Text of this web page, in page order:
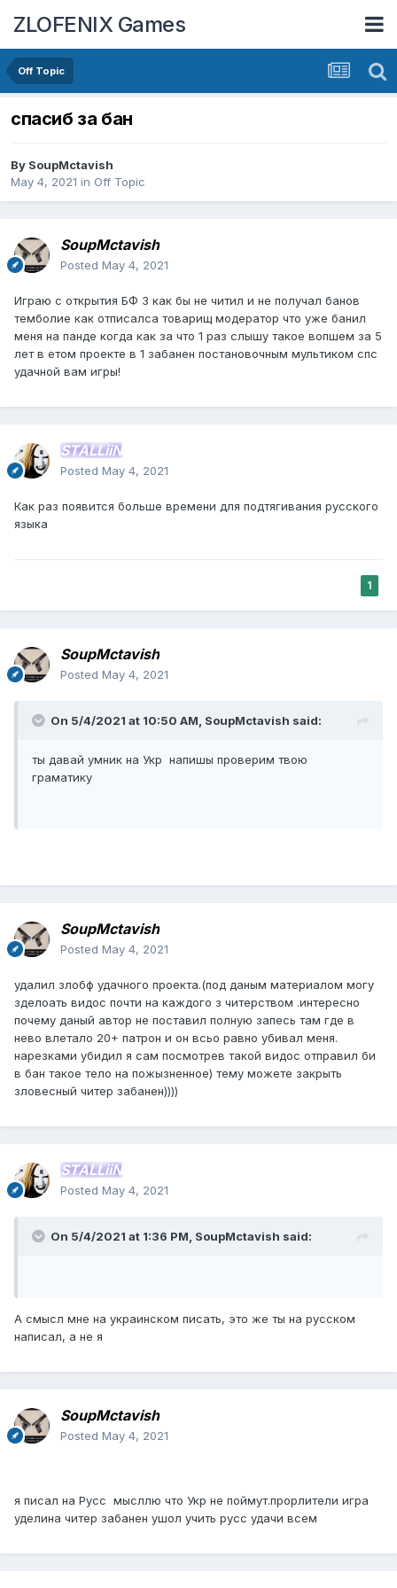
ZLOFENIX Games
Off Topic
спасиб за бан
By SoupMctavish
May 4, 2021 in Off Topic
SoupMctavish
Posted May 4, 2021
Играю с открытия БФ 3 как бы не читил и не получал банов
темболие как отписалса товарищ модератор что уже банил
меня на панде когда как за что 1 раз слышу такое вопшем за 5
лет в етом проекте в 1 забанен постановочным мультиком спс
удачной вам игры!
STALLiiN
Posted May 4, 2021
Как раз появится больше времени для подтягивания русского
языка
1
SoupMctavish
Posted May 4, 2021
On 5/4/2021 at 10:50 AM, SoupMctavish said:
ты давай умник на Укр напишы проверим твою
граматику
SoupMctavish
Posted May 4, 2021
удалил злобф удачного проекта.(под даным материалом могу
зделоать видос почти на каждого з читерством .интересно
почему даный автор не поставил полную запесь там где в
нево влетало 20+ патрон и он всьо равно убивал меня.
нарезками убидил я сам посмотрев такой видос отправил би
в бан такое тело на пожызненное) тему можете закрыть
зловесный читер забанен))))
STALLiiN
Posted May 4, 2021
On 5/4/2021 at 1:36 PM, SoupMctavish said:
А смысл мне на украинском писать, это же ты на русском
написал, а не я
SoupMctavish
Posted May 4, 2021
я писал на Русс мысллю что Укр не поймут.прорлители игра
уделина читер забанен ушол учить русс удачи всем